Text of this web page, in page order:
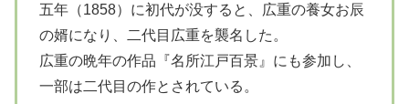
五年（1858）に初代が没すると、広重の養女お辰
の婿になり、二代目広重を襲名した。
広重の晩年の作品『名所江戸百景』にも参加し、
一部は二代目の作とされている。